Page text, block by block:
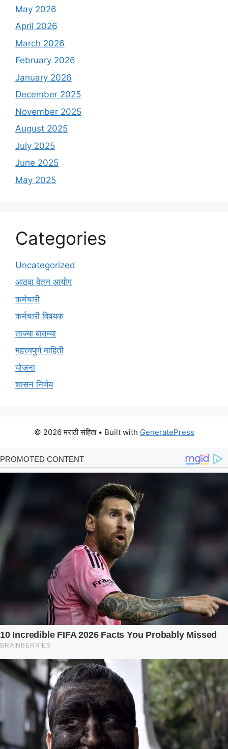
May 2026
April 2026
March 2026
February 2026
January 2026
December 2025
November 2025
August 2025
July 2025
June 2025
May 2025
Categories
Uncategorized
आठवा वेतन आयोग
कर्मचारी
कर्मचारी विषयक
ताज्या बातम्या
महत्त्वपुर्ण माहिती
योजना
शासन निर्णय
© 2026 मराठी संहिता• Built with GeneratePress